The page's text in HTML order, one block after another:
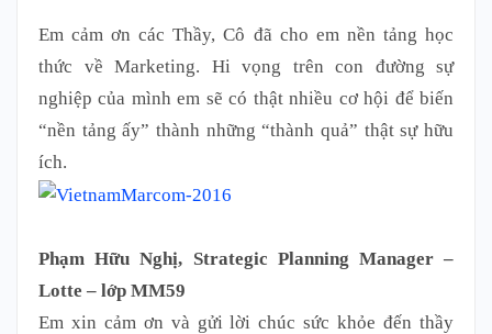
Em cảm ơn các Thầy, Cô đã cho em nền tảng học
thức về Marketing. Hi vọng trên con đường sự
nghiệp của mình em sẽ có thật nhiều cơ hội để biến
“nền tảng ấy” thành những “thành quả” thật sự hữu
ích.
Phạm Hữu Nghị, Strategic Planning Manager –
Lotte – lớp MM59
Em xin cảm ơn và gửi lời chúc sức khỏe đến thầy